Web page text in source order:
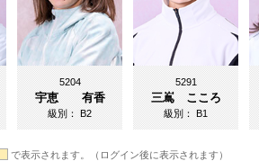
5204
宇恵 有香
級別：B2
5291
三嶌 こころ
級別：B1
で表示されます。（ログイン後に表示されます）